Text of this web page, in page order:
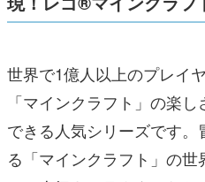
世界で1億人以上のプレイ
「マインクラフト」の楽
できる人気シリーズです
る「マインクラフト」の